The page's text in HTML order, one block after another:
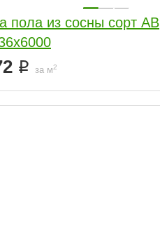
пола из сосны сорт АВ
за м2